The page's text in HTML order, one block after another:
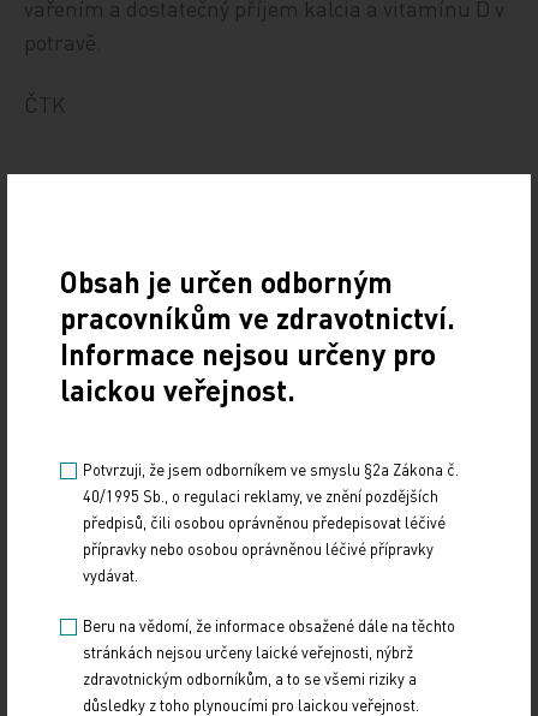
vařením a dostatečný příjem kalcia a vitamínu D v
potravě.
ČTK
Zdroj: ČTK
Sdílejte článek
Doporučené
Obsah je určen odborným
pracovníkům ve zdravotnictví.
Informace nejsou určeny pro
laickou veřejnost.
Potvrzuji, že jsem odborníkem ve smyslu §2a Zákona č.
40/1995 Sb., o regulaci reklamy, ve znění pozdějších
předpisů, čili osobou oprávněnou předepisovat léčivé
přípravky nebo osobou oprávněnou léčivé přípravky
vydávat.
Beru na vědomí, že informace obsažené dále na těchto
stránkách nejsou určeny laické veřejnosti, nýbrž
zdravotnickým odborníkům, a to se všemi riziky a
důsledky z toho plynoucími pro laickou veřejnost.